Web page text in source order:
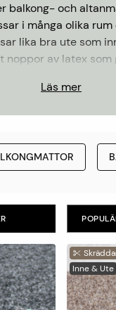
balkong- och
i många olika
lika bra ute som
noppor av latex som
rum att lägga in
kontor, källare
Läs mer
Inne & Ute